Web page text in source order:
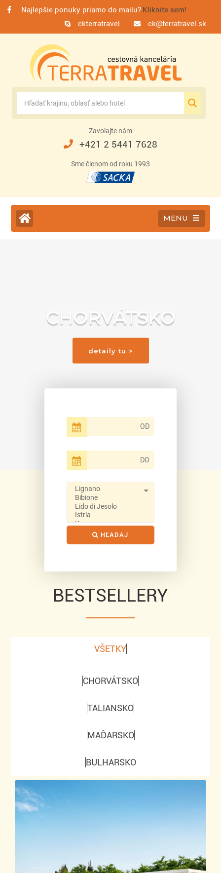
Najlepšie ponuky priamo do mailu? Kliknite sem!
ckterratravel
ck@terratravel.sk
Zavolajte nám
+421 2 5441 7628
Sme členom od roku 1993
MENU
CHORVÁTSKO
detaily tu >
BESTSELLERY
VŠETKY
CHORVÁTSKO
TALIANSKO
MAĎARSKO
BULHARSKO